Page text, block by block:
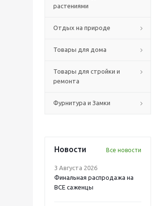
растениями
Отдых на природе
Товары для дома
Товары для стройки и
ремонта
Фурнитура и Замки
Новости Все новости
3 Августа 2026
Финальная распродажа на
ВСЕ саженцы